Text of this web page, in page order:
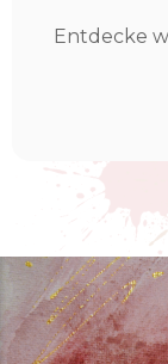
Entdecke